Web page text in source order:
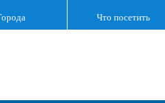
Что посетить